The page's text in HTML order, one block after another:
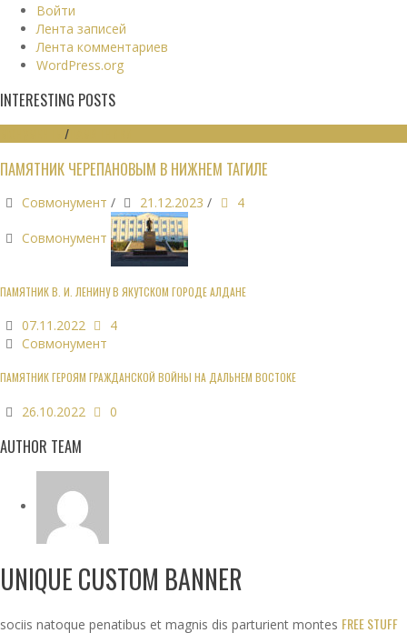
Войти
Лента записей
Лента комментариев
WordPress.org
INTERESTING POSTS
/
ПАМЯТНИК ЧЕРЕПАНОВЫМ В НИЖНЕМ ТАГИЛЕ
Совмонумент / 21.12.2023 / 4
Совмонумент
ПАМЯТНИК В. И. ЛЕНИНУ В ЯКУТСКОМ ГОРОДЕ АЛДАНЕ
07.11.2022
4
Совмонумент
ПАМЯТНИК ГЕРОЯМ ГРАЖДАНСКОЙ ВОЙНЫ НА ДАЛЬНЕМ ВОСТОКЕ
26.10.2022 0
AUTHOR TEAM
UNIQUE CUSTOM BANNER
sociis natoque penatibus et magnis dis parturient montes FREE STUFF